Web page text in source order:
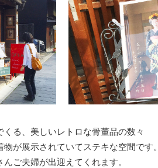
る、美しいレトロな骨董品の数々
が展示されていてステキな空間です。
ご夫婦が出迎えてくれます。